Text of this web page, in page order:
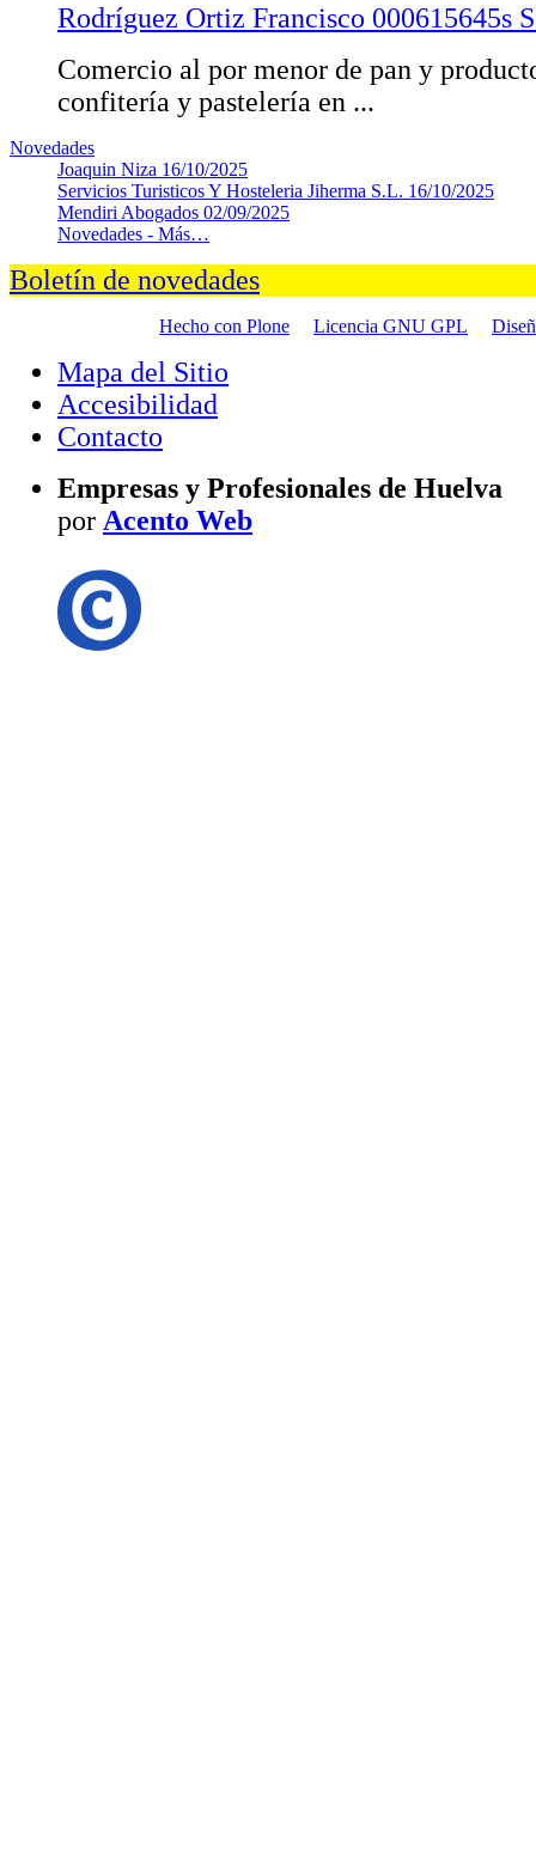
Rodríguez Ortiz Francisco 000615645s
Comercio al por menor de pan y
confitería y pastelería en ...
Novedades
Joaquin Niza 16/10/2025
Servicios Turisticos Y Hosteleria Jiherma S.L. 16/10/2025
Mendiri Abogados 02/09/2025
Novedades - Más…
Boletín de novedades
Hecho con Plone Licencia GNU GPL
Mapa del Sitio
Accesibilidad
Contacto
Empresas y Profesionales de Huelva
por Acento Web